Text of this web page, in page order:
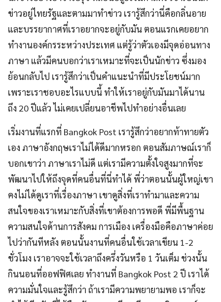
ข่าวอยู่ไทยรัฐและตามมาทำข่าว เรารู้สึกว่านี่คือกลิ่นอาย
และบรรยากาศที่เราอยากจะอยู่กับมัน ตอนแรกเคยอยาก
ทำงานองค์กรระหว่างประเทศ แต่รู้ว่าตัวเองมีจุดอ่อนทาง
ภาษา แล้วมีคนบอกว่าเราเหมาะที่จะเป็นนักข่าว ซึ่งมอง
ย้อนกลับไป เรารู้สึกว่าเป็นคำแนะนำที่มีประโยชน์มาก
เพราะเราชอบอะไรแบบนี้ ทำให้เราอยู่กับมันมาได้นาน
ถึง 20 ปีแล้ว ไม่เคยเปลี่ยนอาชีพไปทำอย่างอื่นเลย
เริ่มงานที่แรกที่ Bangkok Post เรารู้สึกว่าอยากท้าทายตัว
เอง ภาษาอังกฤษเราไม่ได้ดีมากหรอก ตอนสัมภาษณ์เราก็
บอกเขาว่า ภาษาเราไม่ดี แต่เรามีความตั้งใจสูงมากที่จะ
พัฒนาไปให้ถึงจุดที่คนอื่นที่นี่ทำได้ พี่ว่าตอนนั้นผู้ใหญ่เขา
คงไม่ได้ดูเราที่เรื่องภาษา เขาดูสิ่งที่เราทำมาและความ
สนใจของเราเหมาะกับสิ่งที่เขาต้องการพอดี พี่มีพื้นฐาน
ความสนใจด้านการสังคม การเมือง เครื่องมือคือภาษาค่อย
ไปว่ากันทีหลัง ตอนนั้นงานที่คนอื่นใช้เวลาเขียน 1-2
ชั่วโมง เราอาจจะใช้เวลาถึงครึ่งวันหรือ 1 วันเต็ม ช่วงนั้น
กินนอนที่ออฟฟิศเลย ทำงานที่ Bangkok Post 2 ปี เราได้
ความมั่นใจและรู้สึกว่า ถ้าเรามีความพยายามพอ เราก็จะ